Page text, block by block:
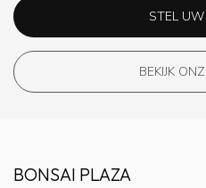
STEL
BEKIJK
BONSAI PLAZA